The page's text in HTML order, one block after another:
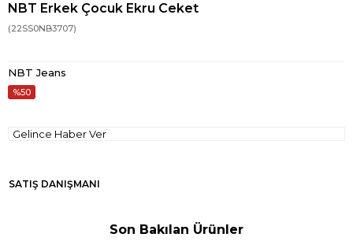
NBT Erkek Çocuk Ekru Ceket
(22SS0NB3707)
NBT Jeans
50
Gelince Haber Ver
SATIŞ DANIŞMANI
Son Bakılan Ürünler